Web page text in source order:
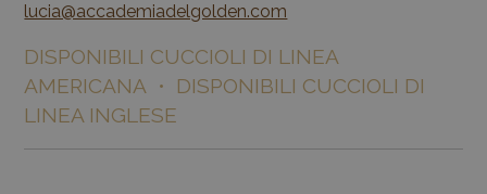
lucia@accademiadelgolden.com
DISPONIBILI CUCCIOLI DI LINEA
AMERICANA • DISPONIBILI CUCCIOLI DI
LINEA INGLESE